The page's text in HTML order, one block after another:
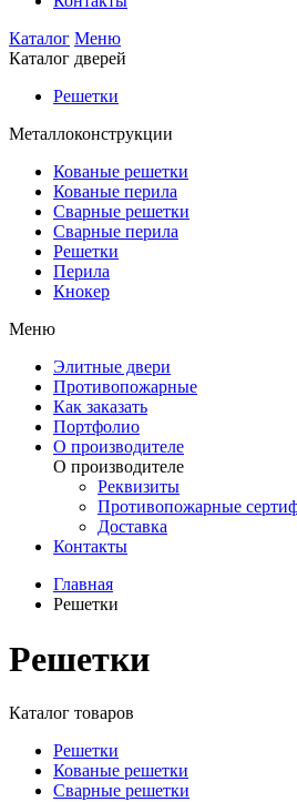
Каталог Меню
Каталог дверей
Решетки
Металлоконструкции
Кованые решетки
Кованые перила
Сварные решетки
Сварные перила
Решетки
Перила
Кнокер
Меню
Элитные двери
Противопожарные
Как заказать
Портфолио
О производителе
О производителе
Реквизиты
Противопожарные
Доставка
Контакты
Главная
Решетки
Решетки
Каталог товаров
Решетки
Кованые решетки
Сварные решетки